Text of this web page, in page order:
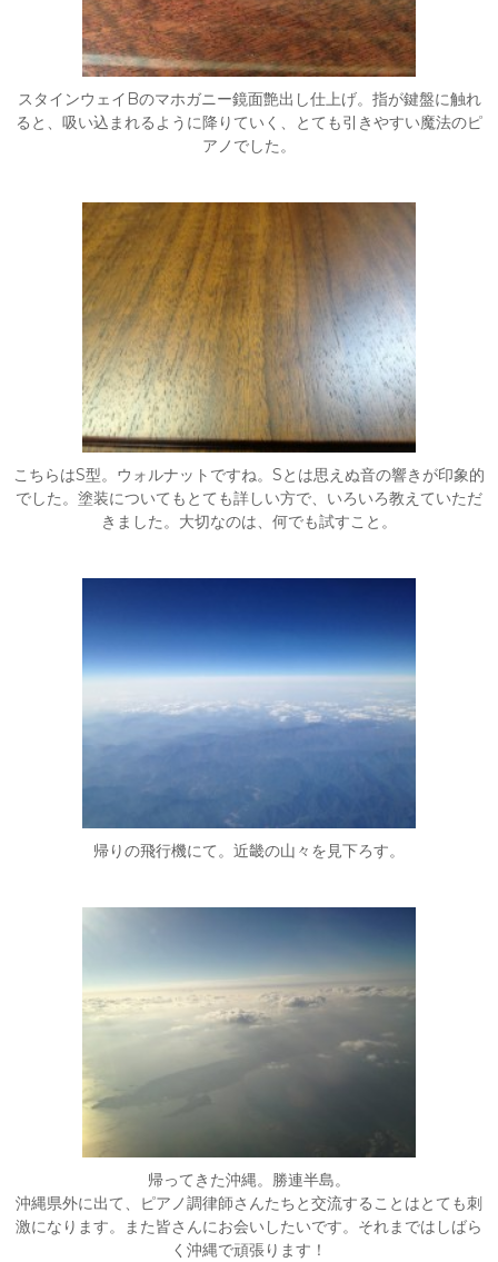
スタインウェイBのマホガニー鏡面艶出し仕上げ。指が鍵盤に触れ
ると、吸い込まれるように降りていく、とても引きやすい魔法のピ
アノでした。
こちらはS型。ウォルナットですね。Sとは思えぬ音の響きが印象的
でした。塗装についてもとても詳しい方で、いろいろ教えていただ
きました。大切なのは、何でも試すこと。
帰りの飛行機にて。近畿の山々を見下ろす。
帰ってきた沖縄。勝連半島。
沖縄県外に出て、ピアノ調律師さんたちと交流することはとても刺
激になります。また皆さんにお会いしたいです。それまではしばら
く沖縄で頑張ります！